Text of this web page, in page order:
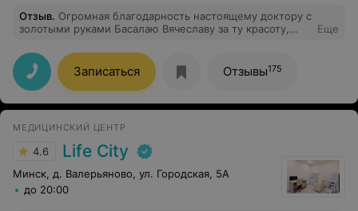
Отзыв. Огромная благодарность настоящему доктору с
золотыми руками Басалаю Вячеславу за ту красоту,
усомнилась в правильности выбора именно этого
доктора, хотя была записана на операцию к другому.
Единственное, о чём можно пожалеть, что не сделала
этого раньше. Большое спасибо Поддубскому Илье за
лучший наркоз в моей жизни и внимательность❤️
Еще
Записаться Отзывы175
МЕДИЦИНСКИЙ ЦЕНТР
4.6 Life City
Минск, д. Валерьяново, ул. Городская, 5А
до 20:00